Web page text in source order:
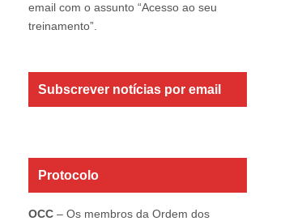
email com o assunto “Acesso ao seu
treinamento”.
Subscrever notícias por email
Protocolo
OCC – Os membros da Ordem dos